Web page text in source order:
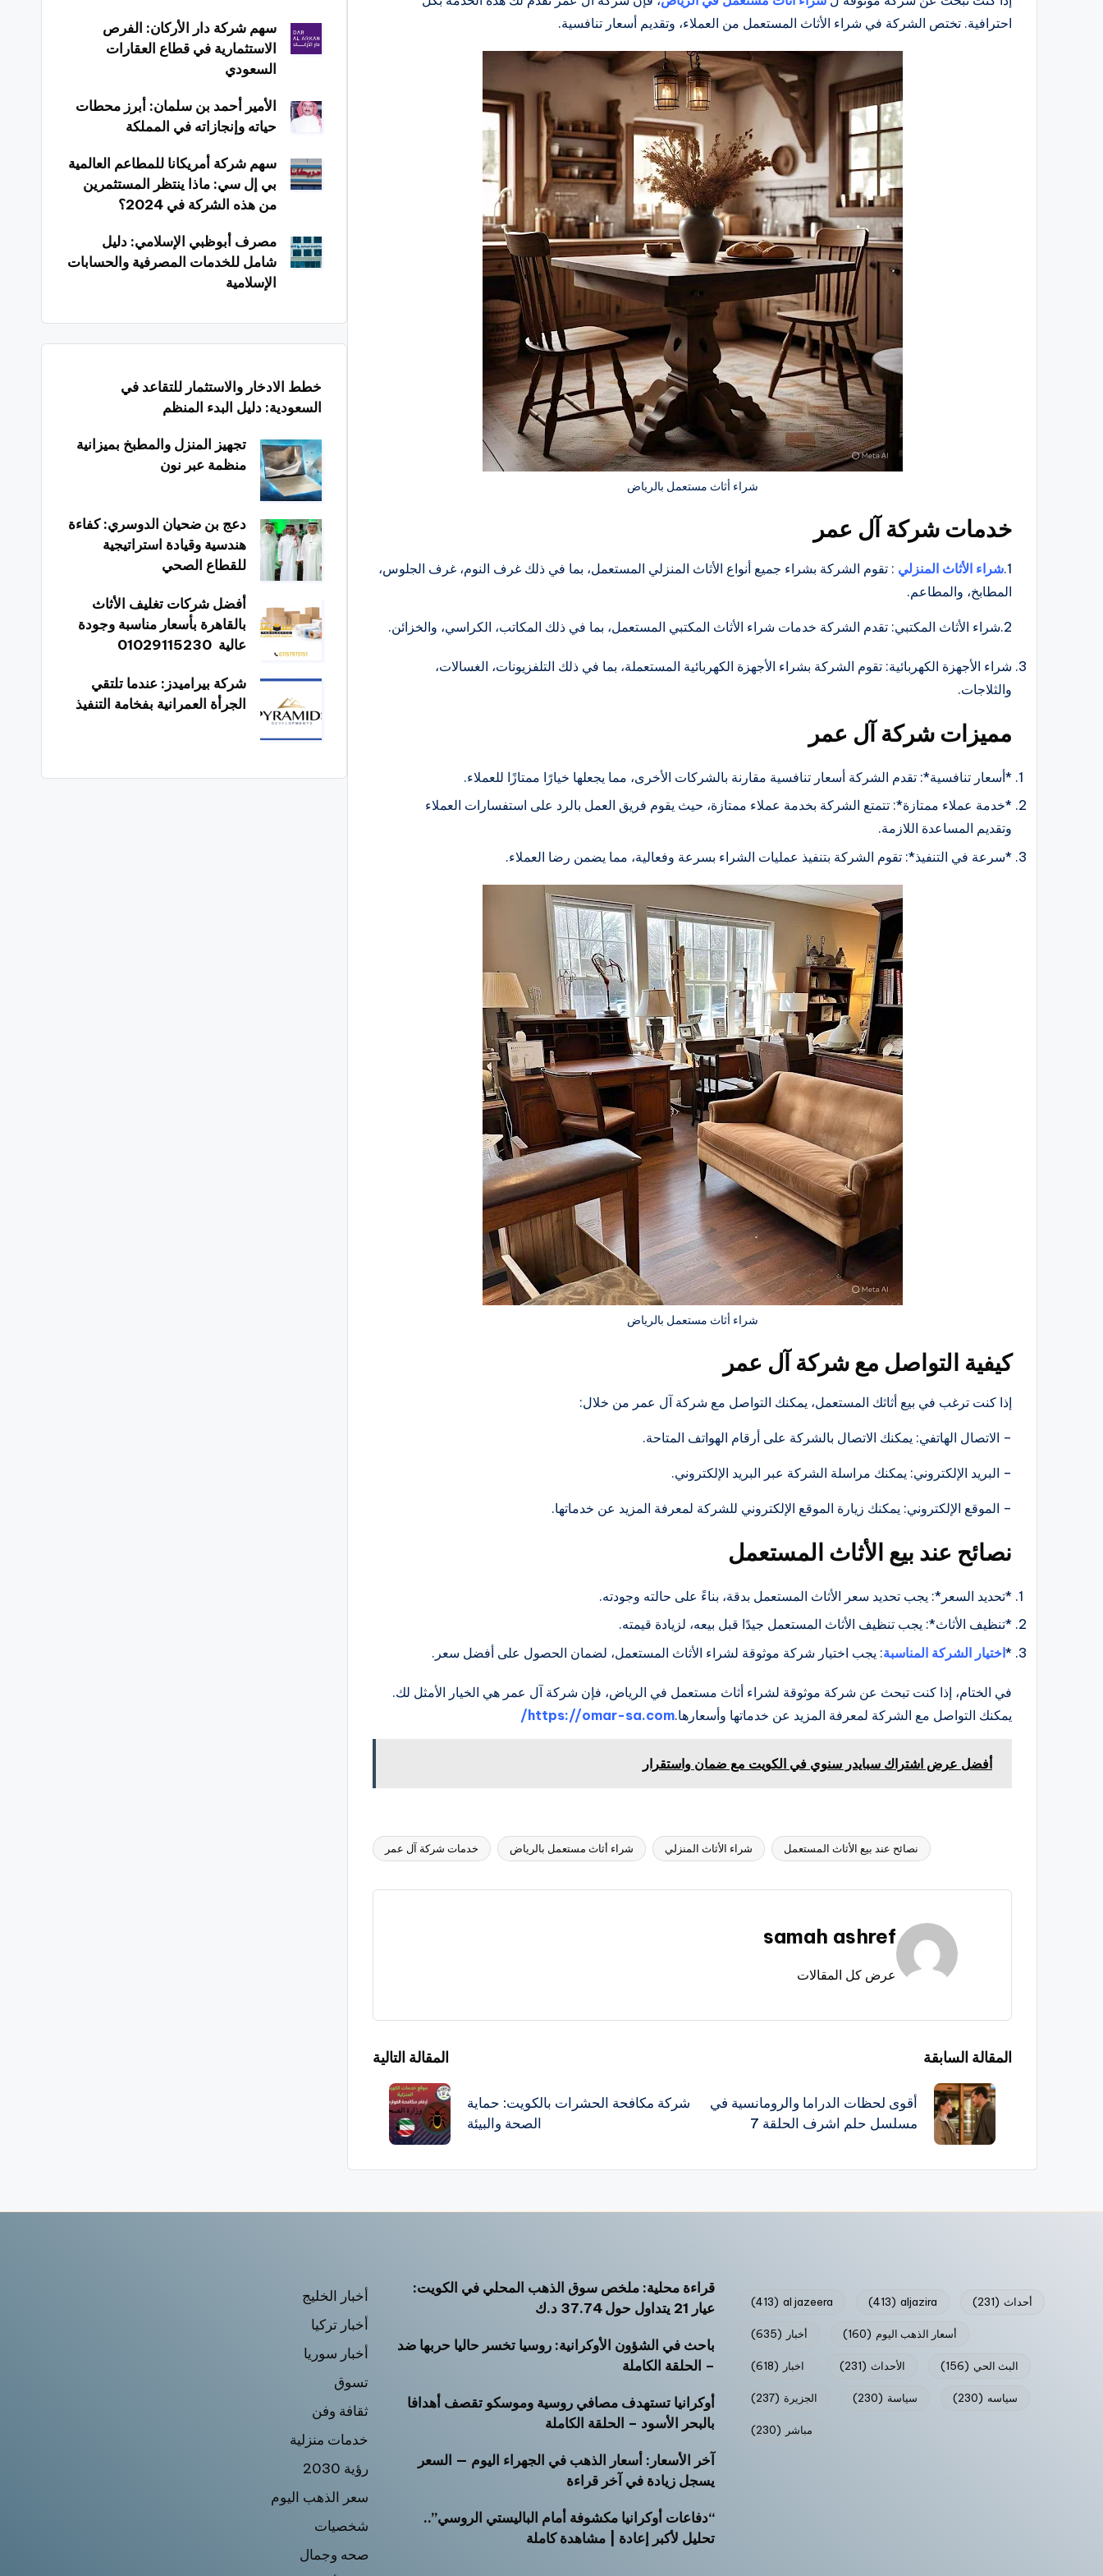
احترافية. تختص الشركة في شراء الأثاث المستعمل من العملاء، وتقديم أسعار تنافسية.
شراء أثاث مستعمل بالرياض
خدمات شركة آل عمر
1. شراء الأثاث المنزلي : تقوم الشركة بشراء جميع أنواع الأثاث المنزلي المستعمل، بما في ذلك غرف النوم، غرف الجلوس،
المطابخ، والمطاعم.
2.شراء الأثاث المكتبي: تقدم الشركة خدمات شراء الأثاث المكتبي المستعمل، بما في ذلك المكاتب، الكراسي، والخزائن.
شراء الأجهزة الكهربائية: تقوم الشركة بشراء الأجهزة الكهربائية المستعملة، بما في ذلك التلفزيونات، الغسالات،
والثلاجات.
مميزات شركة آل عمر
*أسعار تنافسية*: تقدم الشركة أسعار تنافسية مقارنة بالشركات الأخرى، مما يجعلها خيارًا ممتازًا للعملاء.
*خدمة عملاء ممتازة*: تتمتع الشركة بخدمة عملاء ممتازة، حيث يقوم فريق العمل بالرد على استفسارات العملاء
وتقديم المساعدة اللازمة.
*سرعة في التنفيذ*: تقوم الشركة بتنفيذ عمليات الشراء بسرعة وفعالية، مما يضمن رضا العملاء.
شراء أثاث مستعمل بالرياض
كيفية التواصل مع شركة آل عمر
إذا كنت ترغب في بيع أثاثك المستعمل، يمكنك التواصل مع شركة آل عمر من خلال:
– الاتصال الهاتفي: يمكنك الاتصال بالشركة على أرقام الهواتف المتاحة.
– البريد الإلكتروني: يمكنك مراسلة الشركة عبر البريد الإلكتروني.
– الموقع الإلكتروني: يمكنك زيارة الموقع الإلكتروني للشركة لمعرفة المزيد عن خدماتها.
نصائح عند بيع الأثاث المستعمل
*تحديد السعر*: يجب تحديد سعر الأثاث المستعمل بدقة، بناءً على حالته وجودته.
*تنظيف الأثاث*: يجب تنظيف الأثاث المستعمل جيدًا قبل بيعه، لزيادة قيمته.
*اختيار الشركة المناسبة: يجب اختيار شركة موثوقة لشراء الأثاث المستعمل، لضمان الحصول على أفضل سعر.
في الختام، إذا كنت تبحث عن شركة موثوقة لشراء أثاث مستعمل في الرياض، فإن شركة آل عمر هي الخيار الأمثل لك.
يمكنك التواصل مع الشركة لمعرفة المزيد عن خدماتها وأسعارها.https://omar-sa.com/
أفضل عرض اشتراك سبايدر سنوي في الكويت مع ضمان واستقرار
خدمات شركة آل عمر شراء أثاث مستعمل بالرياض شراء الأثاث المنزلي نصائح عند بيع الأثاث المستعمل
samah ashref
عرض كل المقالات
تصفّح
المقالات
المقالة السابقة
أقوى لحظات الدراما والرومانسية في
مسلسل حلم اشرف الحلقة 7
المقالة التالية
شركة مكافحة الحشرات بالكويت: حماية
الصحة والبيئة
سهم شركة دار الأركان: الفرص
الاستثمارية في قطاع العقارات
السعودي
الأمير أحمد بن سلمان: أبرز محطات
حياته وإنجازاته في المملكة
سهم شركة أمريكانا للمطاعم العالمية
بي إل سي: ماذا ينتظر المستثمرين
من هذه الشركة في 2024؟
مصرف أبوظبي الإسلامي: دليل
شامل للخدمات المصرفية والحسابات
الإسلامية
خطط الادخار والاستثمار للتقاعد في
السعودية: دليل البدء المنظم
تجهيز المنزل والمطبخ بميزانية
منظمة عبر نون
دعج بن ضحيان الدوسري: كفاءة
هندسية وقيادة استراتيجية
للقطاع الصحي
أفضل شركات تغليف الأثاث
بالقاهرة بأسعار مناسبة وجودة
عالية 01029115230
شركة بيراميدز: عندما تلتقي
الجرأة العمرانية بفخامة التنفيذ
al jazeera
(413) aljazira
(413) أحداث (231)
أخبار (635) أسعار الذهب اليوم (160)
اخبار (618) الأحداث (231) البث الحي (156)
الجزيرة (237) سياسة (230) سياسه (230)
مباشر (230)
قراءة محلية: ملخص سوق الذهب المحلي في الكويت:
عيار 21 يتداول حول 37.74 د.ك
باحث في الشؤون الأوكرانية: روسيا تخسر حاليا حربها ضد
– الحلقة الكاملة
أوكرانيا تستهدف مصافي روسية وموسكو تقصف أهدافا
بالبحر الأسود – الحلقة الكاملة
آخر الأسعار: أسعار الذهب في الجهراء اليوم — السعر
يسجل زيادة في آخر قراءة
“دفاعات أوكرانيا مكشوفة أمام الباليستي الروسي”..
تحليل لأكبر إعادة | مشاهدة كاملة
أخبار الخليج
أخبار تركيا
أخبار سوريا
تسوق
ثقافة وفن
خدمات منزلية
رؤية 2030
سعر الذهب اليوم
شخصيات
صحه وجمال